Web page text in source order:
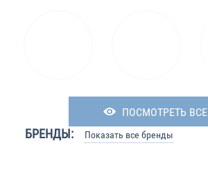
ПОСМОТРЕТЬ ВСЕ
БРЕНДЫ: Показать все бренды